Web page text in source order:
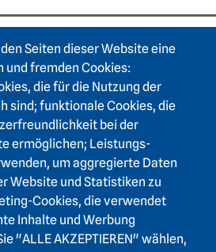
Seiten dieser Website eine
und fremden Cookies:
die für die Nutzung der
sind; funktionale Cookies, die
bei der
ermöglichen; Leistungs-
um aggregierte Daten
Website und Statistiken zu
Cookies, die verwendet
Inhalte und Werbung
"ALLE AKZEPTIEREN" wählen,
one
three
der Wissenschaften